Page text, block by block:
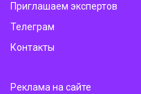
Приглашаем экспертов
Телеграм
Контакты
Реклама на сайте